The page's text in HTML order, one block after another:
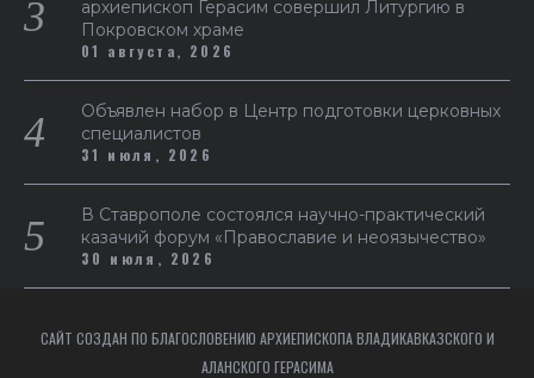
архиепископ Герасим совершил Литургию в
Покровском храме
01 августа, 2026
Объявлен набор в Центр подготовки церковных
специалистов
31 июля, 2026
В Ставрополе состоялся научно-практический
казачий форум «Православие и неоязычество»
30 июля, 2026
САЙТ СОЗДАН ПО БЛАГОСЛОВЕНИЮ АРХИЕПИСКОПА ВЛАДИКАВКАЗСКОГО И
АЛАНСКОГО ГЕРАСИМА